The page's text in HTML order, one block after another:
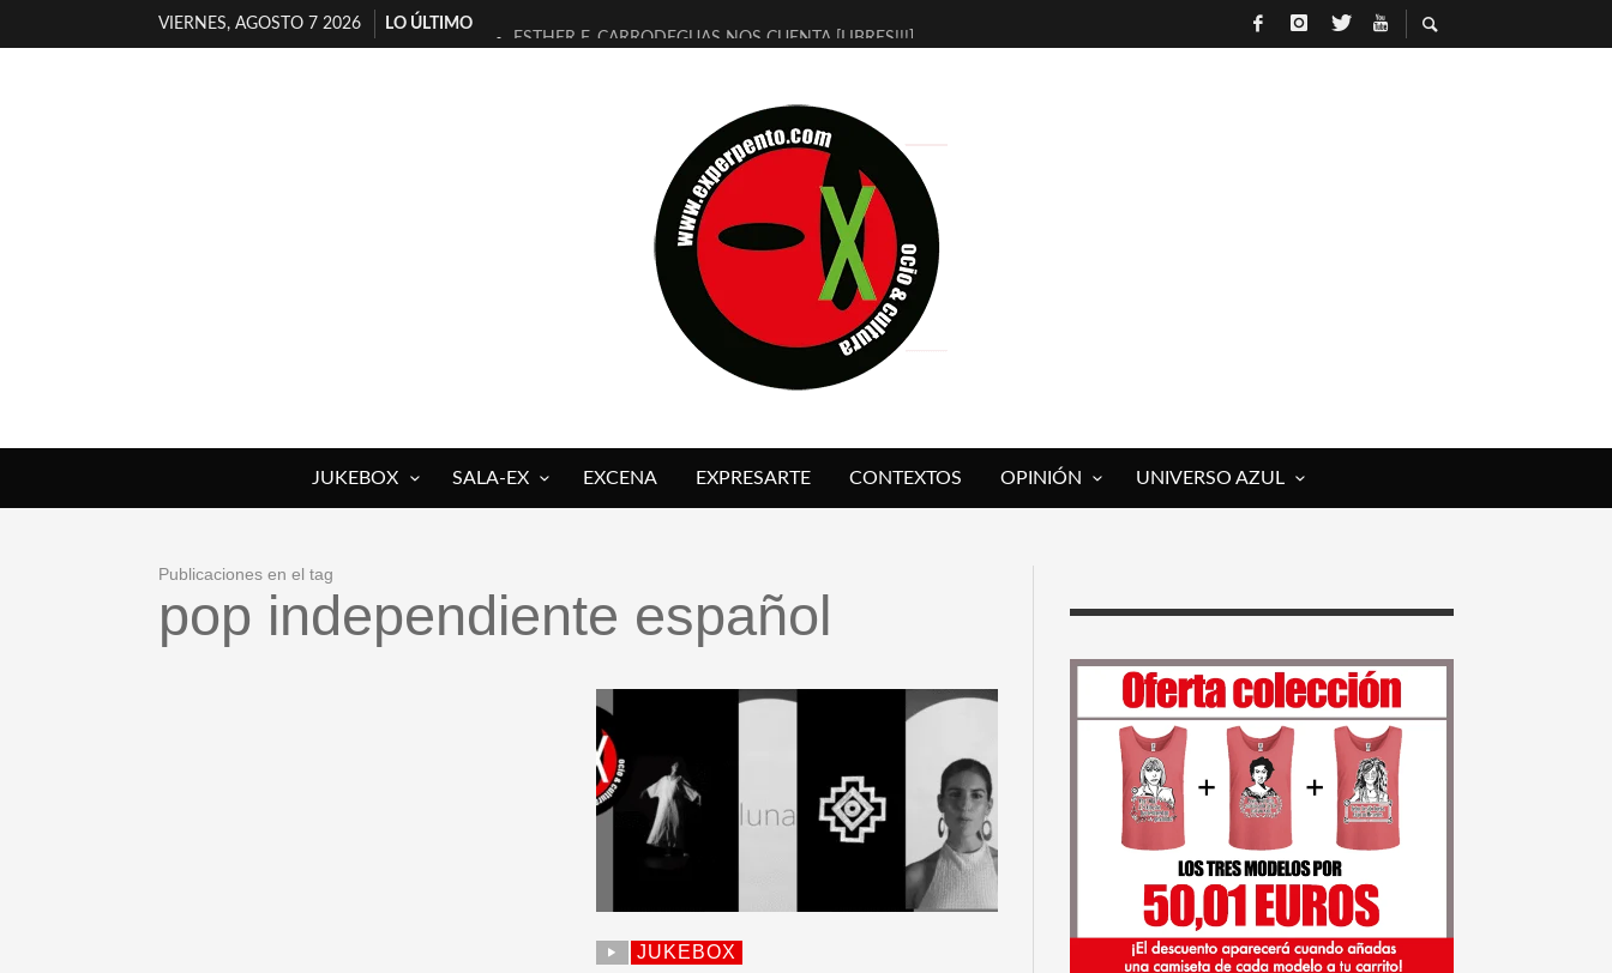
VIERNES, AGOSTO 7 2026
LO ÚLTIMO
ESTHER F. CARRODEGUAS NOS CUENTA [LIBRES!!!]
[ELECTRA JONDA] DE JUAN GUERRERO ZAMORA
TIMBRE 4, LA ESCUELA DEL DIRECTOR TEATRAL CLAUDIO TOLCACHIR
30 AÑOS (NO ES NADA) DE LA KATARSIS DEL TOMATAZO
MILITARES JUDÍAS EN #EXVITA
D’BALDOMEROS REINVENTAN [BITÁCORA 3.0] EN EXVITA
MARSHALL FLASH PRESENTA EN EXVITA [RELATIVA SENCILLEZ]
JOFRE BARDAGÍ EN EXVITA INTERPRETANDO A SERRAT
JUKEBOX SALA-EX EXCENA EXPRESARTE CONTEXTOS OPINIÓN UNIVERSO AZUL
Publicaciones en el tag
pop independiente español
JUKEBOX